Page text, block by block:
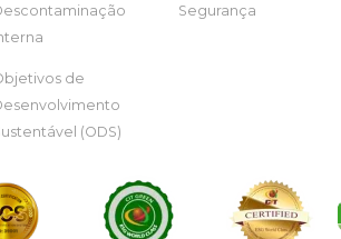
de
(ODS)
Segurança